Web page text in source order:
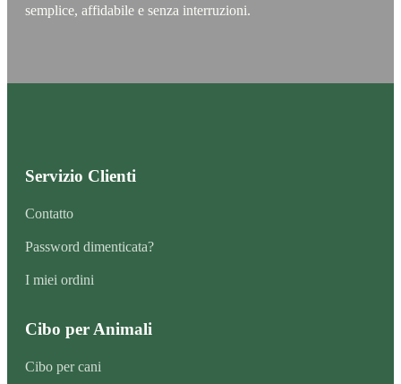
semplice, affidabile e senza interruzioni.
Servizio Clienti
Contatto
Password dimenticata?
I miei ordini
Cibo per Animali
Cibo per cani